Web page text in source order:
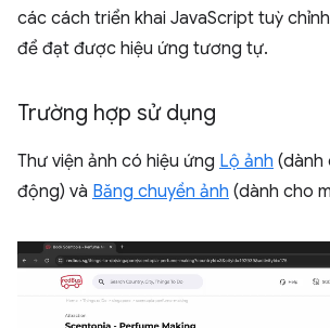
các cách triển khai JavaScript tuỳ
để đạt được hiệu ứng tương tự.
Trường hợp sử dụng
Thư viện ảnh có hiệu ứng Lộ ảnh (dành
động) và Băng chuyền ảnh (dành cho